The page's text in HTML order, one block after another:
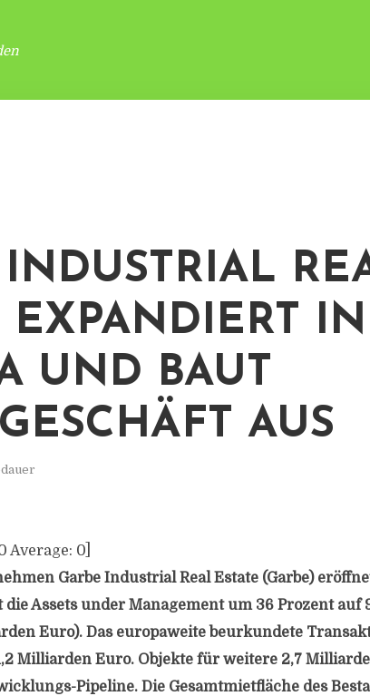
EXPANDIERT IN
UND BAUT
AUS
Average: 0
Garbe Industrial Real Estate (Garbe)
Assets under Management um 36 Prozent auf
Euro). Das europaweite beurkundete
Milliarden Euro. Objekte für weitere 2,7
Pipeline. Die Gesamtmietfläche des